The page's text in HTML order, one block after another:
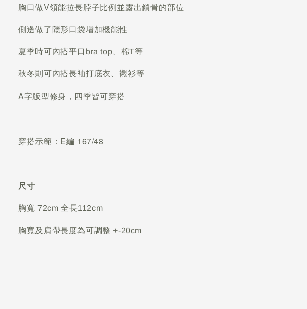
胸口做V領能拉長脖子比例並露出鎖骨的部位
側邊做了隱形口袋增加機能性
夏季時可內搭平口bra top、棉T等
秋冬則可內搭長袖打底衣、襯衫等
A字版型修身 ，四季皆可穿搭
穿搭示範：E編 167/48
尺寸
胸寬 72cm 全長112cm
胸寬及肩帶長度為可調整 +-20cm